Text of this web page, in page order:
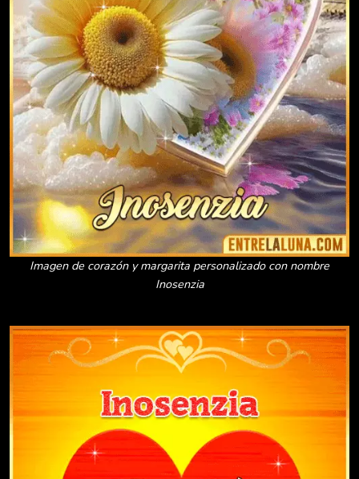
Imagen de corazón y margarita personalizado con nombre
Inosenzia